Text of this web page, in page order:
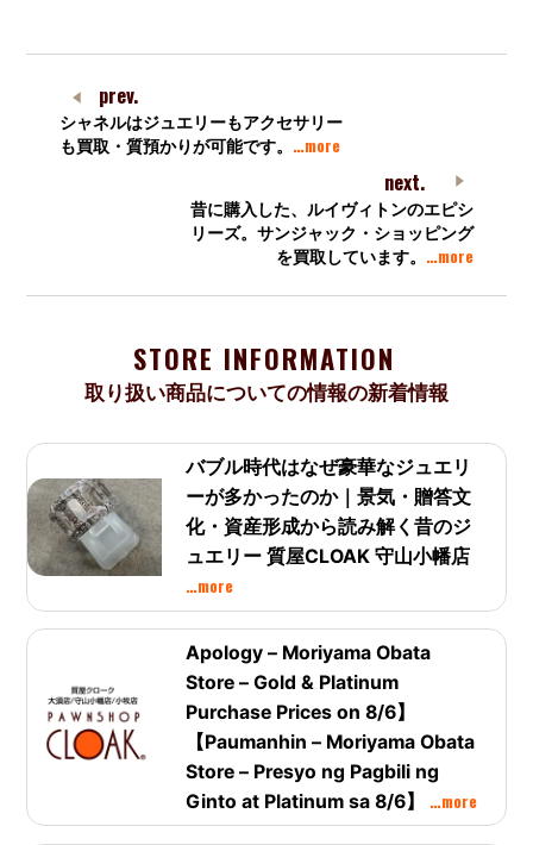
prev.
シャネルはジュエリーもアクセサリー
も買取・質預かりが可能です。 …more
next.
昔に購入した、ルイヴィトンのエピシ
リーズ。サンジャック・ショッピング
を買取しています。 …more
STORE INFORMATION
取り扱い商品についての情報の新着情報
バブル時代はなぜ豪華なジュエリ
ーが多かったのか｜景気・贈答文
化・資産形成から読み解く昔のジ
ュエリー 質屋CLOAK 守山小幡店
…more
Apology – Moriyama Obata
Store – Gold & Platinum
Purchase Prices on 8/6】
【Paumanhin – Moriyama Obata
Store – Presyo ng Pagbili ng
Ginto at Platinum sa 8/6】 …more